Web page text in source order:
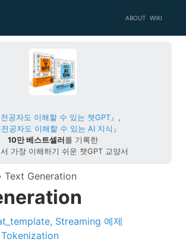
ABOUT WIKI
전공자도 이해할 수 있는 챗GPT』 ,
전공자도 이해할 수 있는 AI 지식』
10만 베스트셀러 를 기록한
가장 이해하기 쉬운 챗GPT 교양서
Text Generation
Streaming 예제